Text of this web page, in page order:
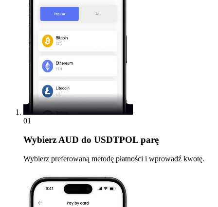
01
Wybierz AUD do USDTPOL parę
Wybierz preferowaną metodę płatności i wprowadź kwotę.